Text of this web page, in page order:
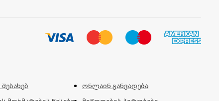
ონლაინ განვადება